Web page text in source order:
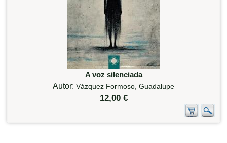
A voz silenciada
Autor: Vázquez Formoso, Guadalupe
12,00 €